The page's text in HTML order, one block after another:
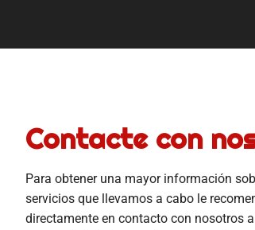
Contacte con
Para obtener una mayor información
servicios que llevamos a cabo le
directamente en contacto con nosotros